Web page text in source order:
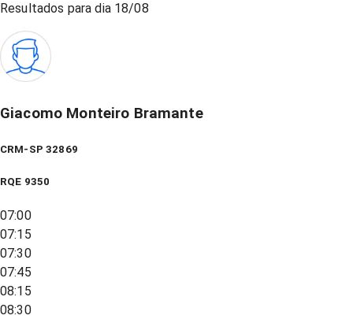
Resultados para dia 18/08
Giacomo Monteiro Bramante
CRM-SP 32869
RQE 9350
07:00
07:15
07:30
07:45
08:15
08:30